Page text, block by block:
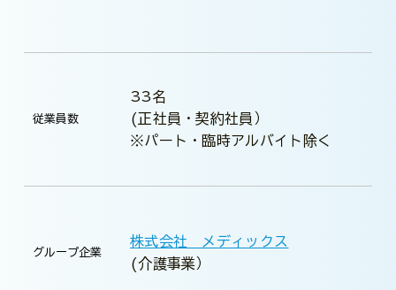
従業員数
33名
(正社員・契約社員）
※パート・臨時アルバイト除く
グループ企業
株式会社 メディックス
(介護事業）